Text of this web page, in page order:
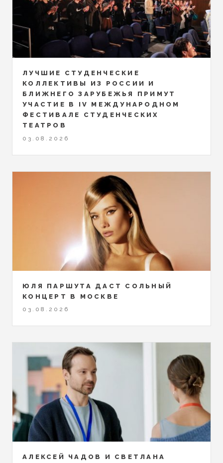
ЛУЧШИЕ СТУДЕНЧЕСКИЕ
КОЛЛЕКТИВЫ ИЗ РОССИИ И
БЛИЖНЕГО ЗАРУБЕЖЬЯ ПРИМУТ
УЧАСТИЕ В IV МЕЖДУНАРОДНОМ
ФЕСТИВАЛЕ СТУДЕНЧЕСКИХ
ТЕАТРОВ
03.08.2026
ЮЛЯ ПАРШУТА ДАСТ СОЛЬНЫЙ
КОНЦЕРТ В МОСКВЕ
03.08.2026
АЛЕКСЕЙ ЧАДОВ И СВЕТЛАНА